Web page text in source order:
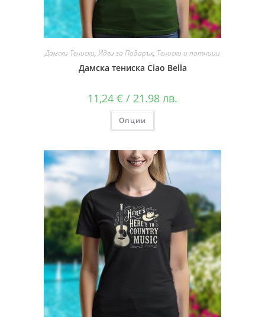
Дамски Тениски, Идеи за Подарък, Тениски и потници
Дамска тениска Ciao Bella
11,24 € / 21.98 лв.
Опции